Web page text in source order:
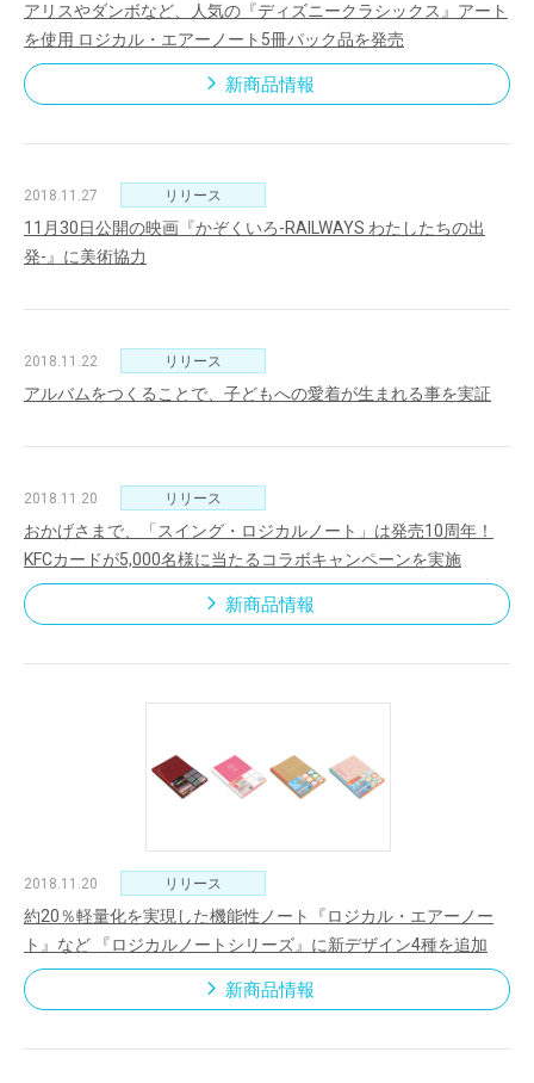
アリスやダンボなど、人気の『ディズニークラシックス』アート
を使用 ロジカル・エアーノート5冊パック品を発売
新商品情報
2018.11.27 リリース
11月30日公開の映画『かぞくいろ-RAILWAYS わたしたちの出
発-』に美術協力
2018.11.22 リリース
アルバムをつくることで、子どもへの愛着が生まれる事を実証
2018.11.20 リリース
おかげさまで、「スイング・ロジカルノート」は発売10周年！
KFCカードが5,000名様に当たるコラボキャンペーンを実施
新商品情報
2018.11.20 リリース
約20％軽量化を実現した機能性ノート『ロジカル・エアーノー
ト』など 『ロジカルノートシリーズ』に新デザイン4種を追加
新商品情報